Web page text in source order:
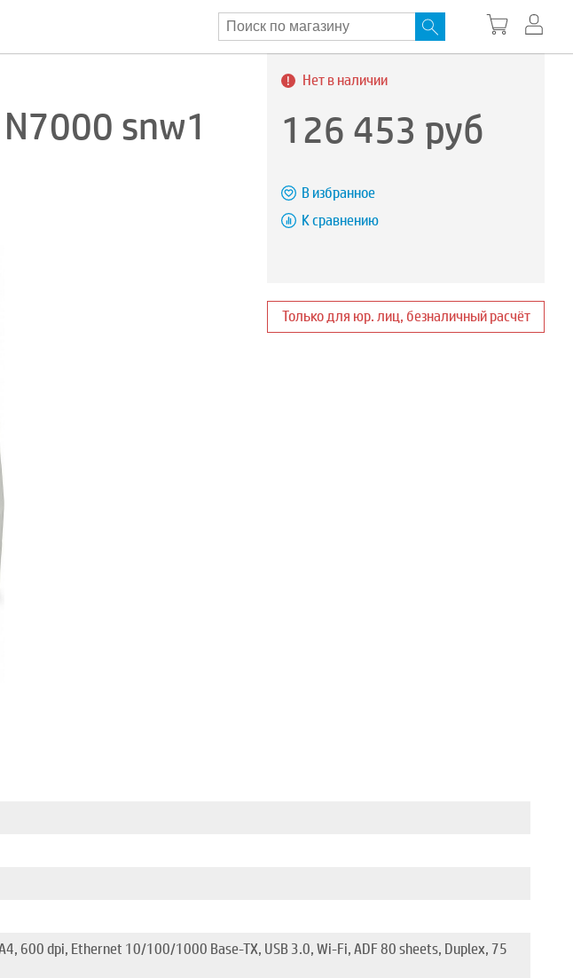
snw1
Нет в наличии
126 453 руб
В избранное
К сравнению
Только для юр. лиц, безналичный расчёт
600 dpi, Ethernet 10/100/1000 Base-TX, USB 3.0, Wi-Fi, ADF 80 sheets, Duplex, 75